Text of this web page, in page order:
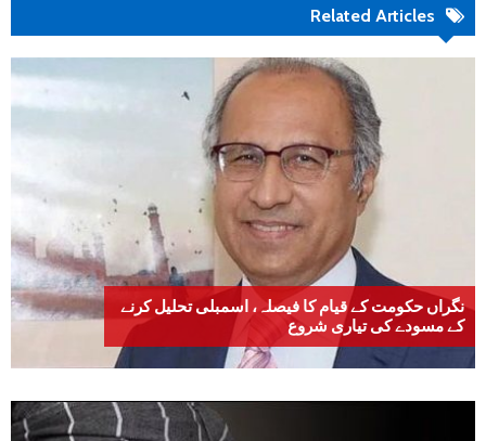
Related Articles
نگراں حکومت کے قیام کا فیصلہ، اسمبلی تحلیل کرنے
کے مسودے کی تیاری شروع